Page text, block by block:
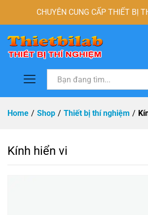
CHUYÊN CUNG CẤP THIẾT BỊ
Home / Shop / Thiết bị thí nghiệm /
Kính hiển vi